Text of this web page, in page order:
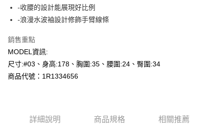
悠遊付
AFTEE先享後付
相關說明
AFTEE先享後付是「在收到商品之後才付款」的支付方式。 讓您購物簡單
３．安心：先確認商品／服務後，再付款。
-收腰的設計能展現好比例
-浪漫水波袖設計修飾手臂線條
銷售重點
MODEL資訊:
尺寸:#03、身高:178、胸圍:35、腰圍:24、臀圍:34
商品代號：1R1334656
詳細說明 商品規格 相關推薦